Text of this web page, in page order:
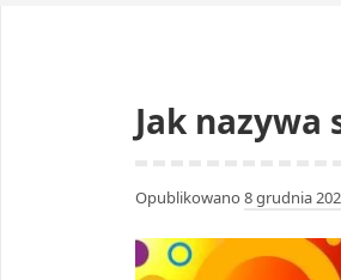
Jak nazywa
Opublikowano 8 grudnia